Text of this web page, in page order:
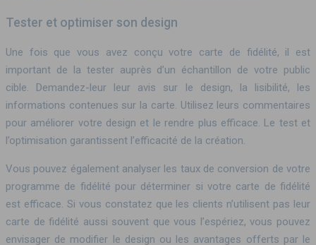
Tester et optimiser son design
Une fois que vous avez conçu votre carte de fidélité, il est
important de la tester auprès d’un échantillon de votre public
cible. Demandez-leur leur avis sur le design, la lisibilité, les
informations contenues sur la carte. Utilisez leurs commentaires
pour améliorer votre design et le rendre plus efficace. Le test et
l’optimisation garantissent l’efficacité de la création.
Vous pouvez également analyser les taux de conversion de votre
programme de fidélité pour déterminer si votre carte de fidélité
est efficace. Si vous constatez que les clients n’utilisent pas leur
carte de fidélité aussi souvent que vous l’espériez, vous pouvez
envisager de modifier le design ou les avantages offerts par le